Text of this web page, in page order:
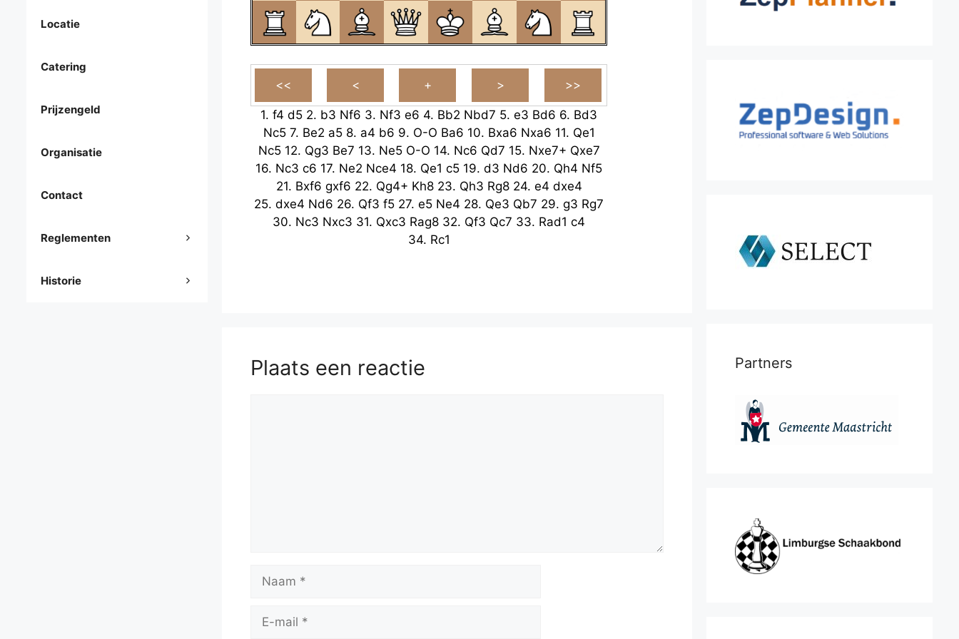
1. f4 d5 2. b3 Nf6 3. Nf3 e6 4. Bb2 Nbd7 5. e3 Bd6 6. Bd3
Nc5 7. Be2 a5 8. a4 b6 9. O-O Ba6 10. Bxa6 Nxa6 11. Qe1
Nc5 12. Qg3 Be7 13. Ne5 O-O 14. Nc6 Qd7 15. Nxe7+ Qxe7
16. Nc3 c6 17. Ne2 Nce4 18. Qe1 c5 19. d3 Nd6 20. Qh4 Nf5
21. Bxf6 gxf6 22. Qg4+ Kh8 23. Qh3 Rg8 24. e4 dxe4
25. dxe4 Nd6 26. Qf3 f5 27. e5 Ne4 28. Qe3 Qb7 29. g3 Rg7
30. Nc3 Nxc3 31. Qxc3 Rag8 32. Qf3 Qc7 33. Rad1 c4
34. Rc1
Plaats een reactie
mail
Locatie
Catering
Prijzengeld
Organisatie
Contact
Reglementen
Historie
Partners